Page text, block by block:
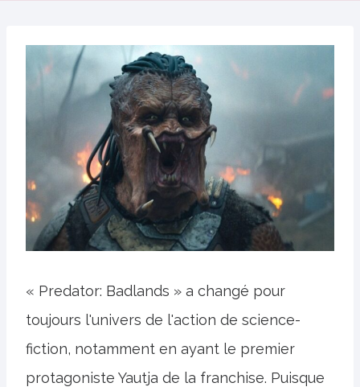
« Predator: Badlands » a changé pour
toujours l'univers de l'action de science-
fiction, notamment en ayant le premier
protagoniste Yautja de la franchise. Puisque